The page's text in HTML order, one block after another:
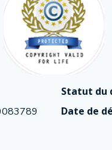
Statut du
Date de